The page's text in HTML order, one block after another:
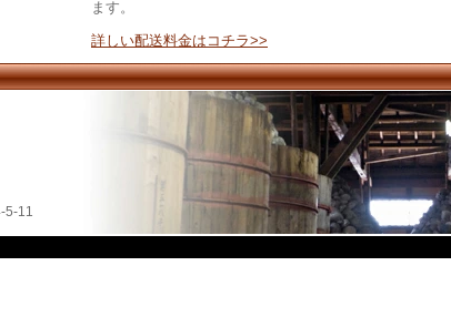
ます。
詳しい配送料金はコチラ>>
5-11